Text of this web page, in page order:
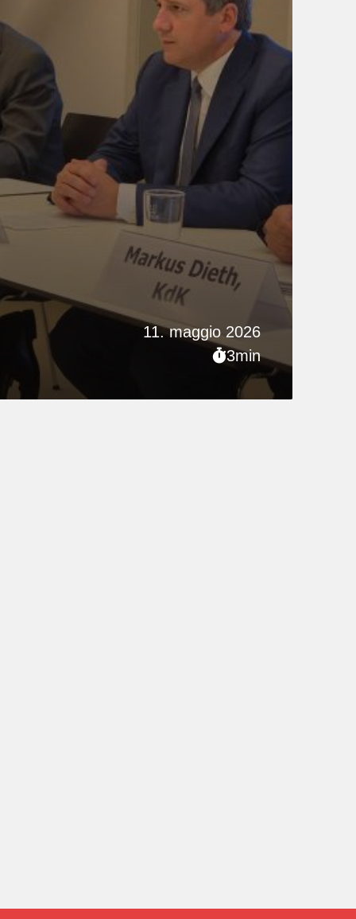
11. maggio 2026
3min